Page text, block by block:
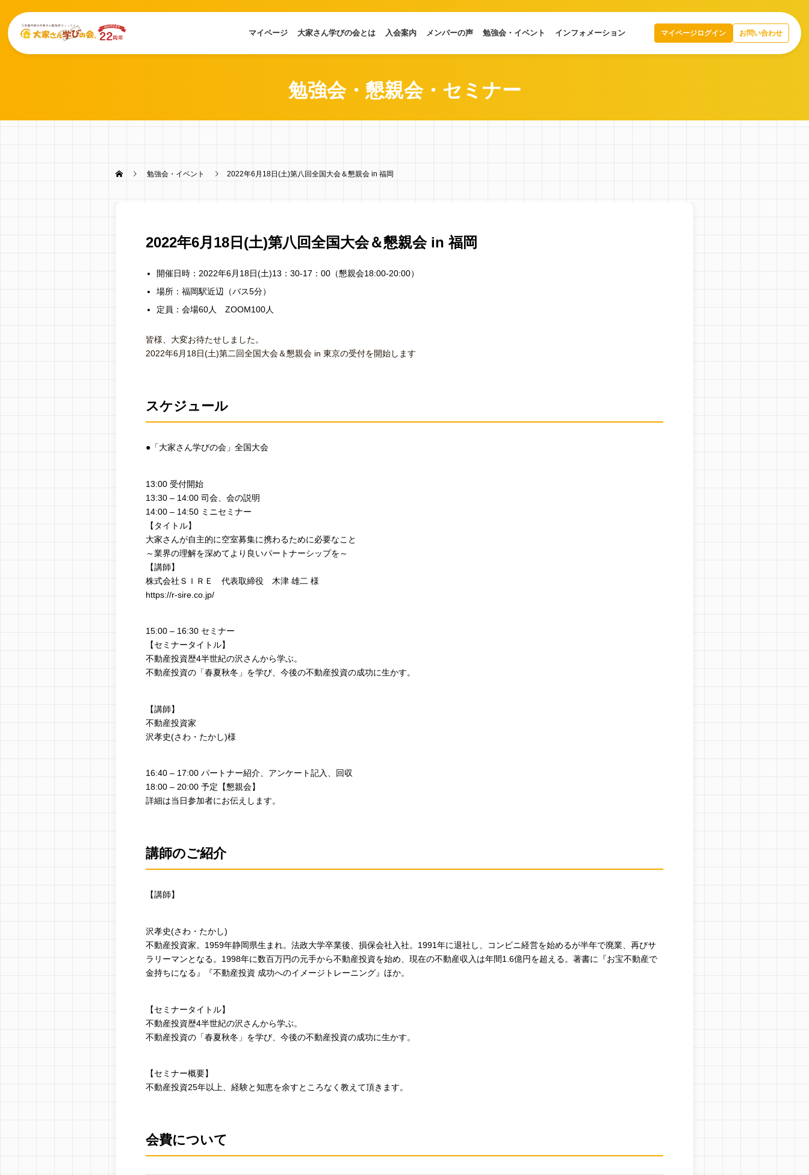
マイページ 大家さん学びの会とは 入会案内 メンバーの声 勉強会・イベント インフォメーション マイページログイン お問い合わせ
勉強会・懇親会・セミナー
勉強会・イベント 2022年6月18日(土)第八回全国大会＆懇親会 in 福岡
2022年6月18日(土)第八回全国大会＆懇親会 in 福岡
開催日時：2022年6月18日(土)13：30-17：00（懇親会18:00-20:00）
場所：福岡駅近辺（バス5分）
定員：会場60人 ZOOM100人
皆様、大変お待たせしました。
2022年6月18日(土)第二回全国大会＆懇親会 in 東京の受付を開始します
スケジュール
●「大家さん学びの会」全国大会
13:00 受付開始
13:30 – 14:00 司会、会の説明
14:00 – 14:50 ミニセミナー
【タイトル】
大家さんが自主的に空室募集に携わるために必要なこと
～業界の理解を深めてより良いパートナーシップを～
【講師】
株式会社ＳＩＲＥ 代表取締役 木津 雄二 様
https://r-sire.co.jp/
15:00 – 16:30 セミナー
【セミナータイトル】
不動産投資歴4半世紀の沢さんから学ぶ。
不動産投資の「春夏秋冬」を学び、今後の不動産投資の成功に生かす。
【講師】
不動産投資家
沢孝史(さわ・たかし)様
16:40 – 17:00 パートナー紹介、アンケート記入、回収
18:00 – 20:00 予定【懇親会】
詳細は当日参加者にお伝えします。
講師のご紹介
【講師】
沢孝史(さわ・たかし)
不動産投資家。1959年静岡県生まれ。法政大学卒業後、損保会社入社。1991年に退社し、コンビニ経営を始めるが半年で廃業、再びサ
ラリーマンとなる。1998年に数百万円の元手から不動産投資を始め、現在の不動産収入は年間1.6億円を超える。著書に『お宝不動産で
金持ちになる』『不動産投資 成功へのイメージトレーニング』ほか。
【セミナータイトル】
不動産投資歴4半世紀の沢さんから学ぶ。
不動産投資の「春夏秋冬」を学び、今後の不動産投資の成功に生かす。
【セミナー概要】
不動産投資25年以上、経験と知恵を余すところなく教えて頂きます。
会費について